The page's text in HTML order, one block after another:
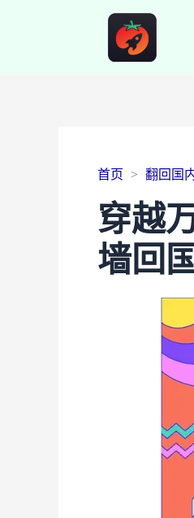
首页 翻回国
穿越
墙回